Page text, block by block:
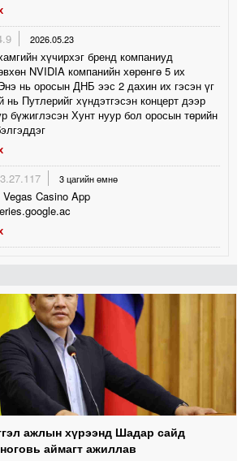
2026.05.23
хүчирхэг бренд компаниуд
NVIDIA компанийн хөрөнгө 5 их
нь оросын ДНБ ээс 2 дахин их гэсэн үг
нь Путлерийг хүндэтгэсэн концерт дээр
бүжиглэсэн Хунт нуур бол оросын төрийн
3 цагийн өмнө
Casino App
ажлын хүрээнд Шадар сайд
аймагт ажиллав